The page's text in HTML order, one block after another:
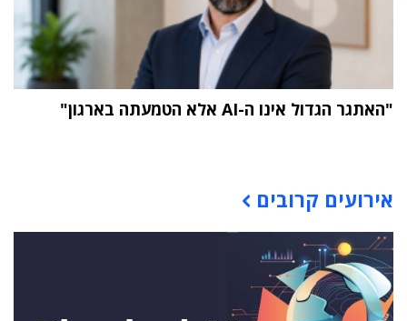
"האתגר הגדול אינו ה-AI אלא הטמעתה בארגון"
אירועים קרובים